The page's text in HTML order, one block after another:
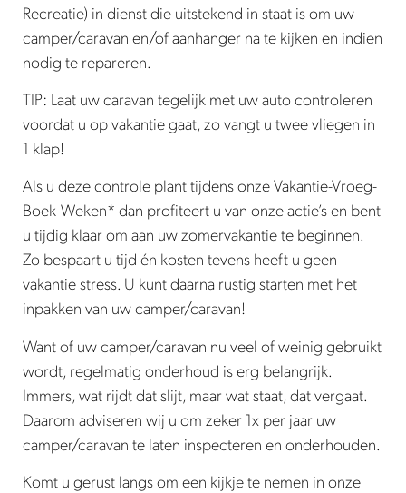
Recreatie) in dienst die uitstekend in staat is om uw
camper/caravan en/of aanhanger na te kijken en indien
nodig te repareren.
TIP: Laat uw caravan tegelijk met uw auto controleren
voordat u op vakantie gaat, zo vangt u twee vliegen in
1 klap!
Als u deze controle plant tijdens onze Vakantie-Vroeg-
Boek-Weken* dan profiteert u van onze actie’s en bent
u tijdig klaar om aan uw zomervakantie te beginnen.
Zo bespaart u tijd én kosten tevens heeft u geen
vakantie stress. U kunt daarna rustig starten met het
inpakken van uw camper/caravan!
Want of uw camper/caravan nu veel of weinig gebruikt
wordt, regelmatig onderhoud is erg belangrijk.
Immers, wat rijdt dat slijt, maar wat staat, dat vergaat.
Daarom adviseren wij u om zeker 1x per jaar uw
camper/caravan te laten inspecteren en onderhouden.
Komt u gerust langs om een kijkje te nemen in onze